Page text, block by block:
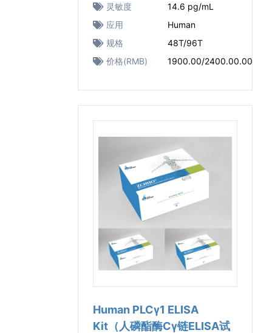
灵敏度
14.6 pg/mL
应用
Human
规格
48T/96T
价格(RMB)
1900.00/2400.00.00
Human PLCγ1 ELISA
Kit（人磷酯酶Cγ链ELISA试